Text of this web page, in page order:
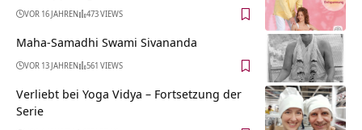
VOR 16 JAHREN 473 VIEWS
Maha-Samadhi Swami Sivananda
VOR 13 JAHREN 561 VIEWS
Verliebt bei Yoga Vidya – Fortsetzung der
Serie